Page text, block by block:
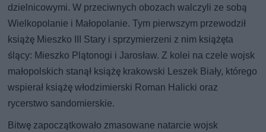
dzielnicowymi. W przeciwnych obozach walczyli ze sobą
Wielkopolanie i Małopolanie. Tym pierwszym przewodził
książę Mieszko III Stary i sprzymierzeni z nim książęta
ślący: Mieszko Plątonogi i Jarosław. Z kolei na czele wojsk
małopolskich stanął książę krakowski Leszek Biały, którego
wspierał książę włodzimierski Roman Halicki oraz
rycerstwo sandomierskie.
Bitwę zapoczątkowało zmasowane natarcie wojsk